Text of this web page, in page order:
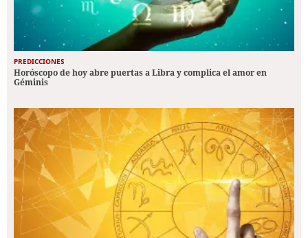
PREDICCIONES
Horóscopo de hoy abre puertas a Libra y complica el amor en
Géminis